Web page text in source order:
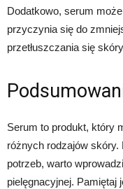
Dodatkowo, serum
przyczynia się do
przetłuszczania się
Serum to produkt, który
różnych rodzajów skóry.
potrzeb, warto
pielęgnacyjnej. Pamiętaj